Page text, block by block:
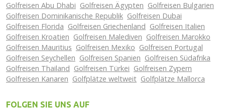
Golfreisen Abu Dhabi Golfreisen Ägypten Golfreisen Bulgarien
Golfreisen Dominikanische Republik Golfreisen Dubai
Golfreisen Florida Golfreisen Griechenland Golfreisen Italien
Golfreisen Kroatien Golfreisen Malediven Golfreisen Marokko
Golfreisen Mauritius Golfreisen Mexiko Golfreisen Portugal
Golfreisen Seychellen Golfreisen Spanien Golfreisen Südafrika
Golfreisen Thailand Golfreisen Türkei Golfreisen Zypern
Golfreisen Kanaren Golfplätze weltweit Golfplätze Mallorca
FOLGEN SIE UNS AUF